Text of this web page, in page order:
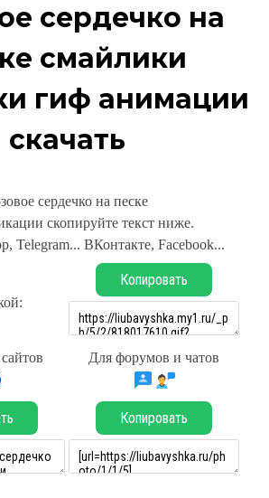
сердечко на
смайлики
гиф анимации
скачать
сердечко на песке
скопируйте текст ниже.
Telegram... ВКонтакте, Facebook...
Копировать
Для форумов и чатов
Копировать